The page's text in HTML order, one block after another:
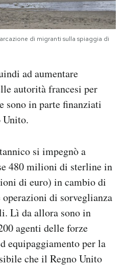
di migranti sulla spiaggia di
ad aumentare
autorità francesi per
sono in parte finanziati
Unito.
si impegnò a
480 milioni di sterline in
di euro) in cambio di
di sorveglianza
Lì da allora sono in
agenti delle forze
equipaggiamento per la
che il Regno Unito